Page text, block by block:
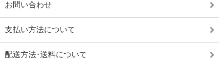
お問い合わせ
支払い方法について
配送方法･送料について